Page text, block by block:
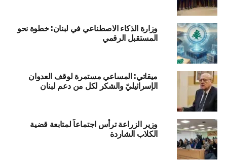
DON'T MISS
هبة أميركية للجيش.. العماد عون: جاهزون لكلّ التحدّيات
وزارة الذكاء الاصطناعي في لبنان: خطوة نحو
المستقبل الرقمي
ميقاتي: المساعي مستمرة لوقف العدوان
الإسرائيليّ والشكر لكل من دعم لبنان
وزير الزراعة ترأس اجتماعاً لمتابعة قضية
الكلاب الشاردة